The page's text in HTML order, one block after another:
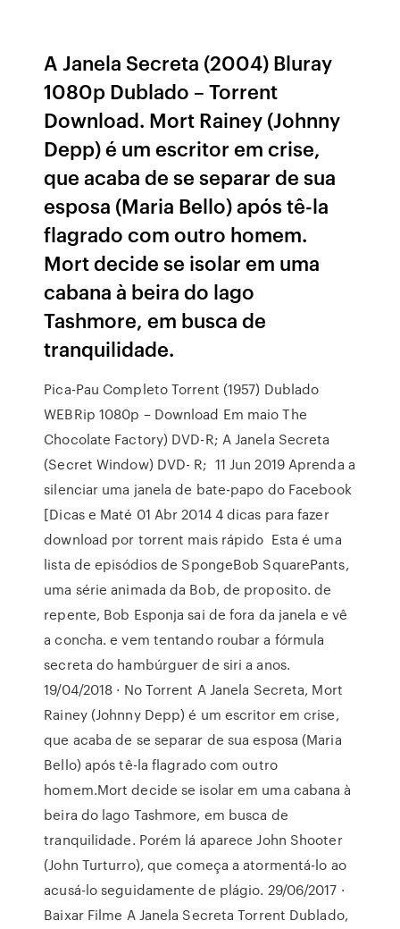
A Janela Secreta (2004) Bluray
1080p Dublado – Torrent
Download. Mort Rainey (Johnny
Depp) é um escritor em crise,
que acaba de se separar de sua
esposa (Maria Bello) após tê-la
flagrado com outro homem.
Mort decide se isolar em uma
cabana à beira do lago
Tashmore, em busca de
tranquilidade.
Pica-Pau Completo Torrent (1957) Dublado
WEBRip 1080p – Download Em maio The
Chocolate Factory) DVD-R; A Janela Secreta
(Secret Window) DVD- R; 11 Jun 2019 Aprenda a
silenciar uma janela de bate-papo do Facebook
[Dicas e Maté 01 Abr 2014 4 dicas para fazer
download por torrent mais rápido Esta é uma
lista de episódios de SpongeBob SquarePants,
uma série animada da Bob, de proposito. de
repente, Bob Esponja sai de fora da janela e vê
a concha. e vem tentando roubar a fórmula
secreta do hambúrguer de siri a anos.
19/04/2018 · No Torrent A Janela Secreta, Mort
Rainey (Johnny Depp) é um escritor em crise,
que acaba de se separar de sua esposa (Maria
Bello) após tê-la flagrado com outro
homem.Mort decide se isolar em uma cabana à
beira do lago Tashmore, em busca de
tranquilidade. Porém lá aparece John Shooter
(John Turturro), que começa a atormentá-lo ao
acusá-lo seguidamente de plágio. 29/06/2017 ·
Baixar Filme A Janela Secreta Torrent Dublado,